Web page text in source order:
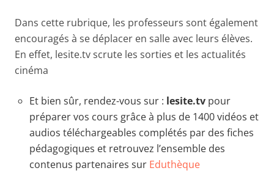
Dans cette rubrique, les professeurs sont également
encouragés à se déplacer en salle avec leurs élèves.
En effet, lesite.tv scrute les sorties et les actualités
cinéma
Et bien sûr, rendez-vous sur : lesite.tv pour
préparer vos cours grâce à plus de 1400 vidéos et
audios téléchargeables complétés par des fiches
pédagogiques et retrouvez l’ensemble des
contenus partenaires sur Eduthèque